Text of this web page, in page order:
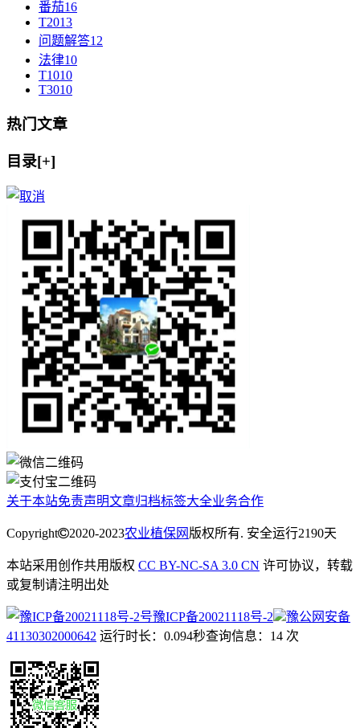
番茄16
T2013
问题解答12
法律10
T1010
T3010
热门文章
目录[+]
关于本站免责声明文章归档标签大全业务合作
Copyright 2020-2023农业植保网 版权所有. 安全运行2190天
本站采用创作共用版权 CC BY-NC-SA 3.0 CN 许可协议，转载
或复制请注明出处
豫ICP备20021118号-2
豫公网安备
41130302000642 运行时长：0.094秒查询信息：14 次